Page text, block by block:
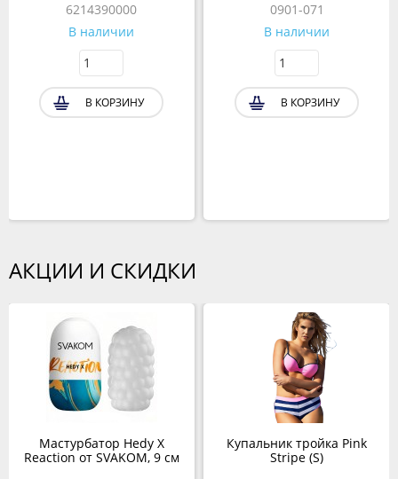
6214390000
В наличии
В КОРЗИНУ
0901-071
В наличии
В КОРЗИНУ
АКЦИИ И СКИДКИ
Мастурбатор Hedy X
Reaction от SVAKOM, 9 см
Купальник тройка Pink
Stripe (S)